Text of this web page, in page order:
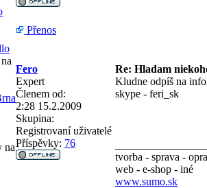
na
Přenos
Fero
Re: Hladam
Expert
Členem od:
2:28 15.2.2009
Skupina:
Registrovaní uživatelé
Příspěvky: 76
Kludne odpíš na
skype - feri_sk
tvorba - sprava -
web - e-shop - iné
www.sumo.sk